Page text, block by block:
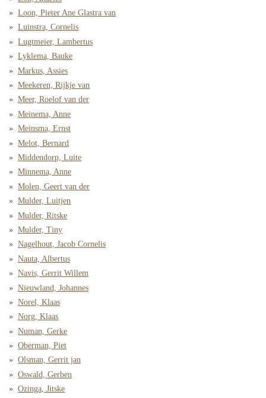
Loon, Pieter Ane Glastra van
Luinstra, Cornelis
Lugtmeier, Lambertus
Lyklema, Bauke
Markus, Assies
Meekeren, Rijkje van
Meer, Roelof van der
Meinema, Anne
Meinsma, Ernst
Melot, Bernard
Middendorp, Luite
Minnema, Anne
Molen, Geert van der
Mulder, Luitjen
Mulder, Ritske
Mulder, Tiny
Nagelhout, Jacob Cornelis
Nauta, Albertus
Navis, Gerrit Willem
Nieuwland, Johannes
Norel, Klaas
Norg, Klaas
Numan, Gerke
Oberman, Piet
Olsman, Gerrit jan
Oswald, Gerben
Ozinga, Jitske